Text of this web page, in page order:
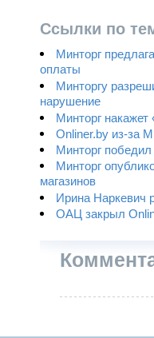
Ссылки по
Минторг
оплаты
Минторгу
нарушение
Минторг
Onliner.by из-за
Минторг
Минторг
магазинов
Ирина Наркевич
ОАЦ закрыл